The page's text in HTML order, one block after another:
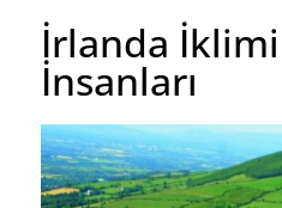
İrlanda
İnsanları